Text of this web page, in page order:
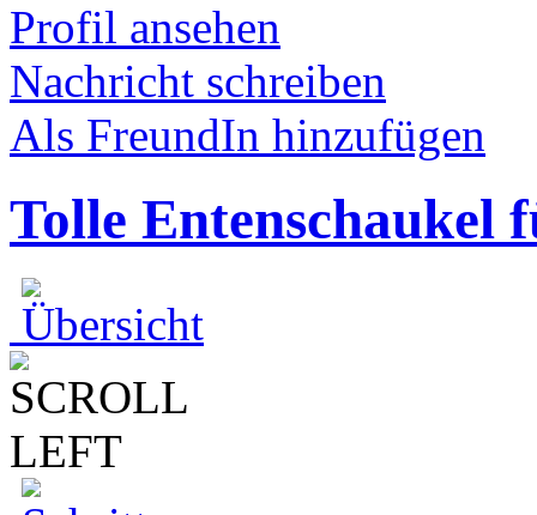
Profil ansehen
Nachricht schreiben
Als FreundIn hinzufügen
Tolle Entenschaukel